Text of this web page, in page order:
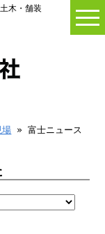
木・舗装
場 » 富士ニュース